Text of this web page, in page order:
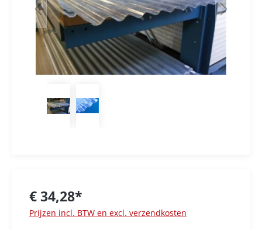
€ 34,28*
Prijzen incl. BTW en excl. verzendkosten